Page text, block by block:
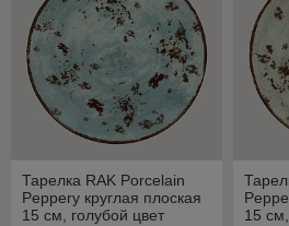
Тарелка RAK Porcelain
Peppery круглая плоская
15 см, голубой цвет
15